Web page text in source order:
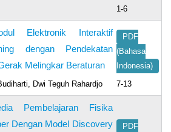
1-6
Elektronik Interaktif
dengan Pendekatan
Melingkar Beraturan
Dwi Teguh Rahardjo
PDF
(Bahasa
Indonesia)
7-13
Pembelajaran Fisika
Dengan Model Discovery
PDF